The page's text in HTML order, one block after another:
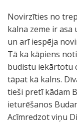
Novirzīties no
kalna zeme ir asa
un arī iespēja
Tā ka kāpiens
budistu iekārtotu
tāpat kā kalns.
tieši pretī kādam
ieturēšanos
Acīmredzot viņu